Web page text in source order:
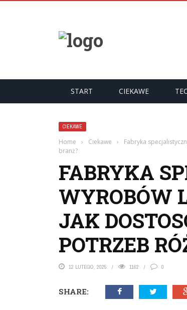
START CIEKAWE
CIEKAWE
Home › Ciekawe ›
Fabryka
branż?
FABRYKA
WYROBÓW
JAK
POTRZEB
12 LUTEGO, 2025 1162 0
SHARE: